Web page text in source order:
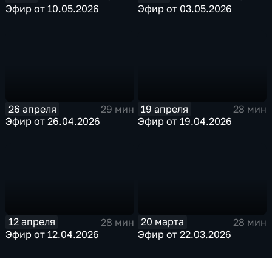
Эфир от 10.05.2026
Эфир от 03.05.2026
26 апреля
29 мин
Эфир от 26.04.2026
19 апреля
28 мин
Эфир от 19.04.2026
12 апреля
28 мин
Эфир от 12.04.2026
20 марта
28 мин
Эфир от 22.03.2026